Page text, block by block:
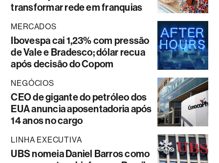
transformar rede em franquias
MERCADOS
Ibovespa cai 1,23% com pressão
de Vale e Bradesco; dólar recua
após decisão do Copom
NEGÓCIOS
CEO de gigante do petróleo dos
EUA anuncia aposentadoria após
14 anos no cargo
LINHA EXECUTIVA
UBS nomeia Daniel Barros como